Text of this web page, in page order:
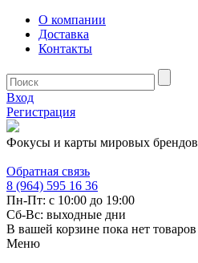
О компании
Доставка
Контакты
Вход
Регистрация
Фокусы и карты мировых брендов
Обратная связь
8 (964) 595 16 36
Пн-Пт: с 10:00 до 19:00
Сб-Вс: выходные дни
В вашей корзине пока нет товаров
Меню